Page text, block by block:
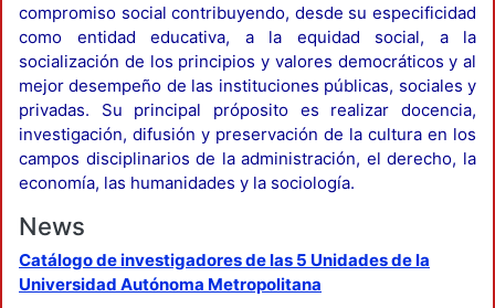
compromiso social contribuyendo, desde su especificidad
como entidad educativa, a la equidad social, a la
socialización de los principios y valores democráticos y al
mejor desempeño de las instituciones públicas, sociales y
privadas. Su principal próposito es realizar docencia,
investigación, difusión y preservación de la cultura en los
campos disciplinarios de la administración, el derecho, la
economía, las humanidades y la sociología.
News
Catálogo de investigadores de las 5 Unidades de la
Universidad Autónoma Metropolitana